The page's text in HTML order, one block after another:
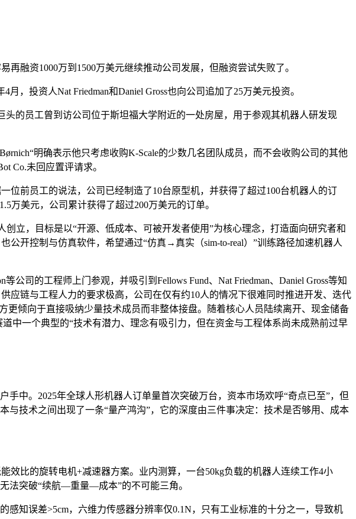
融资1000万到1500万美元继续推动公司发展，但融资尝试失败了。
，投资人Nat Friedman和Daniel Gross也向公司追加了25万美元投资。
的员工曾到访公司位于斯坦福大学附近的一处房屋，用于参观其机器人研发现
明确表示他只考虑收购K-Scale的少数几名团队成员，而不会收购公司的其他
Co.未回应置评请求。
位前员工的说法，公司已经制造了10台原型机，并获得了超过100台机器人的订
万美元，公司累计获得了超过200万美元的订单。
创立，目标是以“开源、低成本、可被开发者使用”为核心理念，打造面向研究者和
开控制与仿真软件，希望通过“仿真→真实（sim-to-real）”训练路径加速机器人
公司的工程师上门参观，并吸引到Fellows Fund、Nat Friedman、Daniel Gross等知
应链与工程人力的要求极高，公司在仅有约10人的情况下很难同时推进开发、迭代
更倾向于直接吸纳少量技术成员而非整体接盘。随着核心人员陆续离开、现金储备
中一个典型的“技术有潜力、理念有吸引力，但在资金与工程体系尚未成熟前过早
中。2025年全球人形机器人订单量首次突破万台，资本市场欢呼“奇点已至”，但
与技术之间出现了一条“量产鸿沟”，它的深度由三件事决定：技术是否够用、成本
比的旋转电机+减速器方案。业内测算，一台50kg负载的机器人连续工作4小
法突破“续航—重量—成本”的不可能三角。
感知误差>5cm，六维力传感器分辨率仅0.1N，只有工业标准的十分之一，导致机